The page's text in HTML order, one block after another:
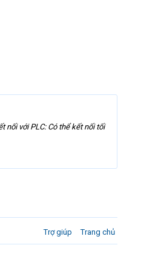
nối với PLC: Có thể kết nối tối
Trợ giúp Trang chủ